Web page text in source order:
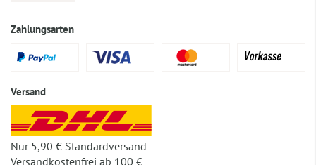
Zahlungsarten
Versand
Nur 5,90 € Standardversand
Versandkostenfrei ab 100 €